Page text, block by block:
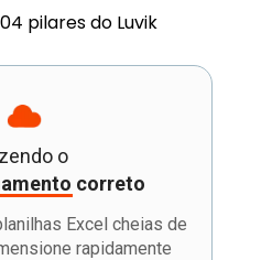
pilares do Luvik
Fazendo o
correto
Excel cheias de
rapidamente